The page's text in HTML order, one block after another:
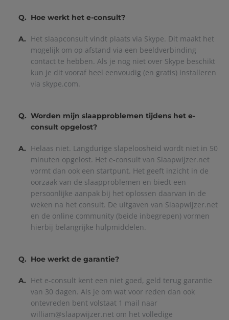
Q. Hoe werkt het e-consult?
A.
Het slaapconsult vindt plaats via Skype. Dit maakt het
mogelijk om op afstand via een beeldverbinding
contact te hebben. Als je nog niet over Skype beschikt
kun je dit vooraf heel eenvoudig (en gratis) installeren
via skype.com.
Q. Worden mijn slaapproblemen tijdens het e-
consult opgelost?
A.
Helaas niet. Langdurige slapeloosheid wordt niet in 50
minuten opgelost. Het e-consult van Slaapwijzer.net
vormt dan ook een startpunt. Het geeft inzicht in de
oorzaak van de slaapproblemen en biedt een
persoonlijke aanpak bij het oplossen daarvan in de
weken na het consult. De uitgaven van Slaapwijzer.net
en de online community (beide inbegrepen) vormen
hierbij belangrijke hulpmiddelen.
Q. Hoe werkt de garantie?
A.
Het e-consult kent een niet goed, geld terug garantie
van 30 dagen. Als je om wat voor reden dan ook
ontevreden bent volstaat 1 mail naar
william@slaapwijzer.net om het volledige